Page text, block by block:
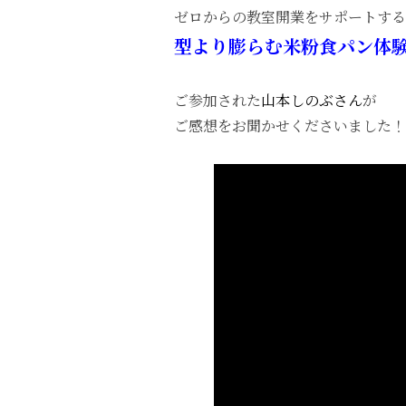
ゼロからの教室開業をサポートする
型より膨らむ米粉食パン体
ご参加された山本しのぶさんが
ご感想をお聞かせくださいました！